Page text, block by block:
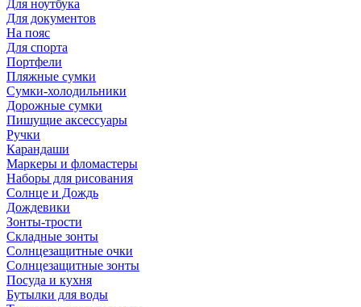
Для ноутбука
Для документов
На пояс
Для спорта
Портфели
Пляжные сумки
Сумки-холодильники
Дорожные сумки
Пишущие аксессуары
Ручки
Карандаши
Маркеры и фломастеры
Наборы для рисования
Солнце и Дождь
Дождевики
Зонты-трости
Складные зонты
Солнцезащитные очки
Солнцезащитные зонты
Посуда и кухня
Бутылки для воды